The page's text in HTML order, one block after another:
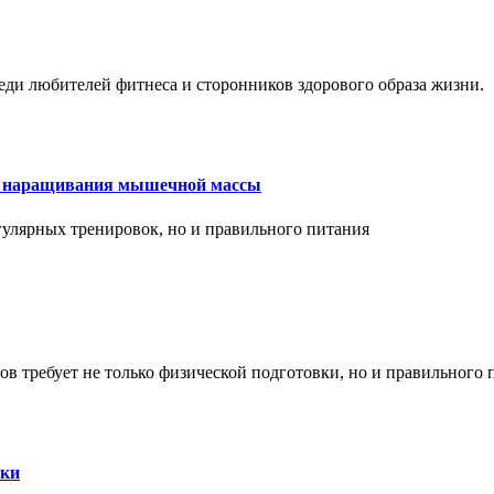
любителей фитнеса и сторонников здорового образа жизни.
наращивания мышечной массы
тренировок, но и правильного питания
требует не только физической подготовки, но и правильного